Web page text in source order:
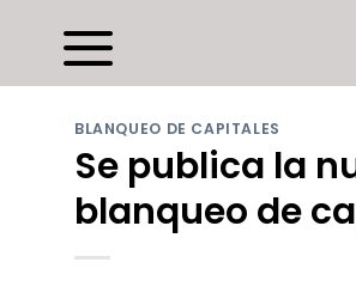
contenido
BLANQUEO DE CAPITALES
Se publica la
blanqueo de